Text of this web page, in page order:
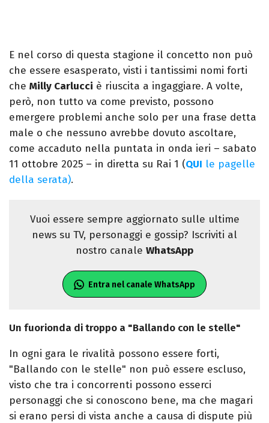
E nel corso di questa stagione il concetto non può
che essere esasperato, visti i tantissimi nomi forti
che Milly Carlucci è riuscita a ingaggiare. A volte,
però, non tutto va come previsto, possono
emergere problemi anche solo per una frase detta
male o che nessuno avrebbe dovuto ascoltare,
come accaduto nella puntata in onda ieri – sabato
11 ottobre 2025 – in diretta su Rai 1 (QUI le pagelle
della serata).
Vuoi essere sempre aggiornato sulle ultime
news su TV, personaggi e gossip? Iscriviti al
nostro canale WhatsApp
Entra nel canale WhatsApp
Un fuorionda di troppo a "Ballando con le stelle"
In ogni gara le rivalità possono essere forti,
"Ballando con le stelle" non può essere escluso,
visto che tra i concorrenti possono esserci
personaggi che si conoscono bene, ma che magari
si erano persi di vista anche a causa di dispute più